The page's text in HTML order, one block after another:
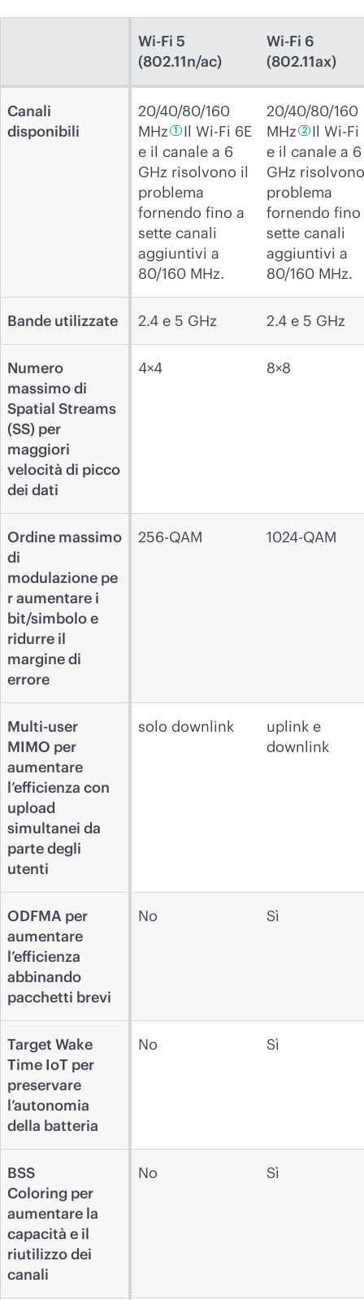
Wi-Fi 5
(802.11n/ac)
Wi-Fi 6
(802.11ax)
Canali
disponibili
20/40/80/160
MHz 1
Il Wi-Fi 6E
e il canale a 6
GHz risolvono il
problema
fornendo fino a
sette canali
aggiuntivi a
80/160 MHz.
20/40/80/160
MHz 2 Il Wi-Fi
e il canale a 6
GHz
problema
fornendo fino
sette canali
aggiuntivi a
80/160 MHz.
Bande utilizzate 2.4 e 5 GHz 2.4 e 5 GHz
Numero
massimo di
Spatial Streams
(SS) per
maggiori
velocità di picco
dei dati
4×4 8×8
Ordine massimo
di
modulazione pe
r aumentare i
bit/simbolo e
ridurre il
margine di
errore
256-QAM 1024-QAM
Multi-user
MIMO per
aumentare
l’efficienza con
upload
simultanei da
parte degli
utenti
solo downlink
uplink e
downlink
ODFMA per
aumentare
l’efficienza
abbinando
pacchetti brevi
No Sì
Target Wake
Time IoT per
preservare
l’autonomia
della batteria
No Sì
BSS
Coloring per
aumentare la
capacità e il
riutilizzo dei
canali
No Sì